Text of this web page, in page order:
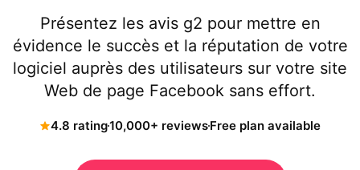
Présentez les avis g2 pour mettre en
évidence le succès et la réputation de votre
logiciel auprès des utilisateurs sur votre site
Web de page Facebook sans effort.
4.8 rating10,000+ reviewsFree plan available